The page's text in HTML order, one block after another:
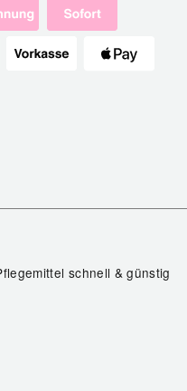
schnell & günstig